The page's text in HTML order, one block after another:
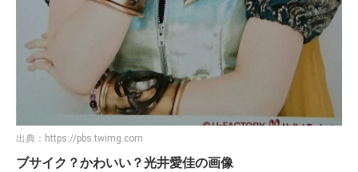
出典： https://pbs.twimg.com
ブサイク？かわいい？光井愛佳の画像